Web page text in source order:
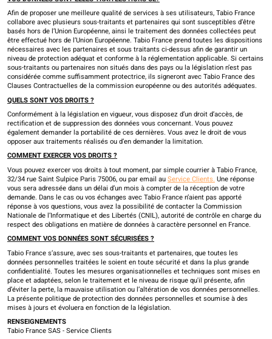
Afin de proposer une meilleure qualité de services à ses utilisateurs, Tabio France
collabore avec plusieurs sous-traitants et partenaires qui sont susceptibles d’être
basés hors de l’Union Européenne, ainsi le traitement des données collectées peut
être effectué hors de l’Union Européenne. Tabio France prend toutes les dispositions
nécessaires avec les partenaires et sous traitants ci-dessus afin de garantir un
niveau de protection adéquat et conforme à la réglementation applicable. Si certains
sous-traitants ou partenaires non situés dans des pays ou la législation n’est pas
considérée comme suffisamment protectrice, ils signeront avec Tabio France des
Clauses Contractuelles de la commission européenne ou des autorités adéquates.
QUELS SONT VOS DROITS ?
Conformément à la législation en vigueur, vous disposez d’un droit d’accès, de
rectification et de suppression des données vous concernant. Vous pouvez
également demander la portabilité de ces dernières. Vous avez le droit de vous
opposer aux traitements réalisés ou d’en demander la limitation.
COMMENT EXERCER VOS DROITS ?
Vous pouvez exercer vos droits à tout moment, par simple courrier à Tabio France,
32/34 rue Saint Sulpice Paris 75006, ou par email auService Clients. Une réponse
vous sera adressée dans un délai d’un mois à compter de la réception de votre
demande. Dans le cas ou vos échanges avec Tabio France n’aient pas apporté
réponse à vos questions, vous avez la possibilité de contacter la Commission
Nationale de l’Informatique et des Libertés (CNIL), autorité de contrôle en charge du
respect des obligations en matière de données à caractère personnel en France.
COMMENT VOS DONNÉES SONT SÉCURISÉES ?
Tabio France s’assure, avec ses sous-traitants et partenaires, que toutes les
données personnelles traitées le soient en toute sécurité et dans la plus grande
confidentialité. Toutes les mesures organisationnelles et techniques sont mises en
place et adaptées, selon le traitement et le niveau de risque qu'il présente, afin
d’éviter la perte, la mauvaise utilisation ou l’altération de vos données personnelles.
La présente politique de protection des données personnelles et soumise à des
mises à jours et évoluera en fonction de la législation.
RENSEIGNEMENTS
Tabio France SAS - Service Clients